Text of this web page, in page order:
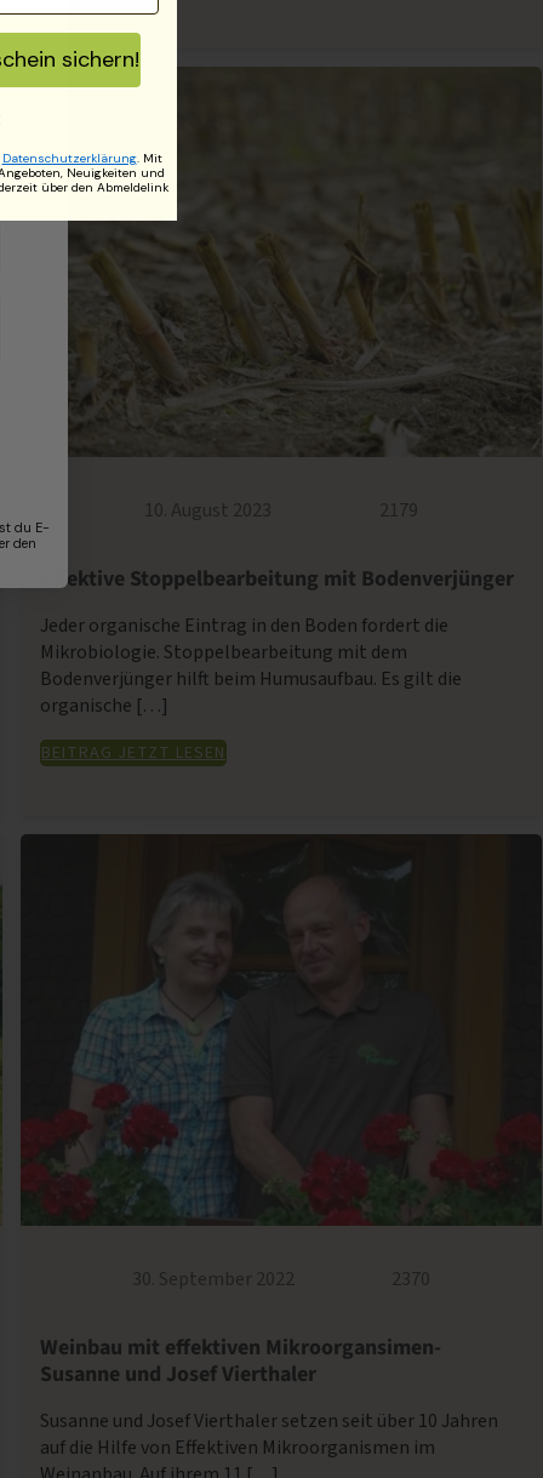
10. August 2023 2179
Effektive Stoppelbearbeitung mit Bodenverjünger
Jeder organische Eintrag in den Boden fordert die
Mikrobiologie. Stoppelbearbeitung mit dem
Bodenverjünger hilft beim Humusaufbau. Es gilt die
organische […]
BEITRAG JETZT LESEN
30. September 2022 2370
Weinbau mit effektiven Mikroorgansimen-
Susanne und Josef Vierthaler
Susanne und Josef Vierthaler setzen seit über 10 Jahren
auf die Hilfe von Effektiven Mikroorganismen im
du E-
den
sichern!
Datenschutzerklärung. Mit
Neuigkeiten und
über den Abmeldelink